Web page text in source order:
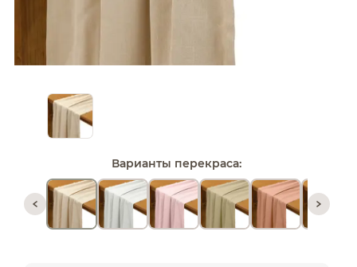
Варианты перекраса: